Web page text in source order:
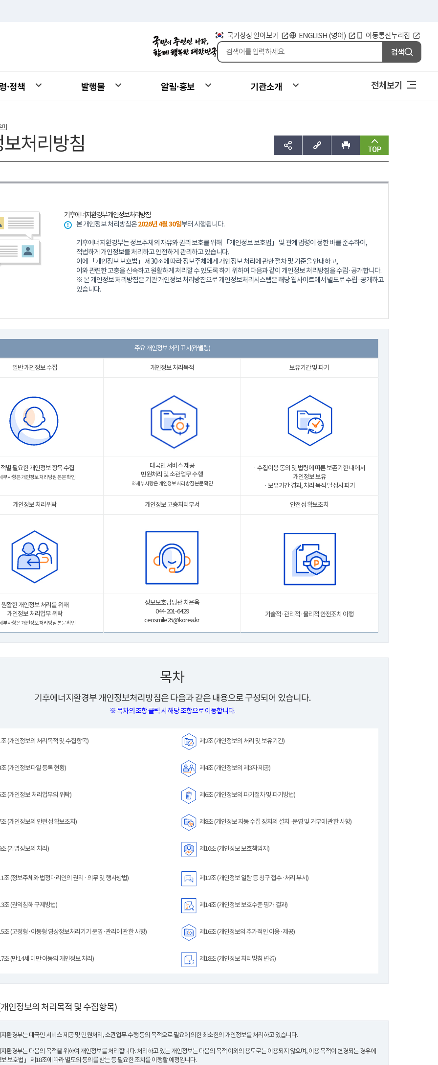
국가상징 알아보기 ENGLISH (영어) 이동통신누리집
검색
·정책 발행물 알림·홍보 기관소개 전체보기
미
처리방침 sns공유하기 주소복사 인쇄 맨위로
기후에너지환경부 개인정보처리방침
본 개인정보 처리방침은2026년 4월 30일부터 시행됩니다.
기후에너지환경부는 정보주체의 자유와 권리 보호를 위해 「개인정보 보호법」 및 관계 법령이 정한 바를 준수하여,
적법하게 개인정보를 처리하고 안전하게 관리하고 있습니다.
이에 「개인정보 보호법」 제30조에 따라 정보주체에게 개인정보 처리에 관한 절차 및 기준을 안내하고,
이와 관련한 고충을 신속하고 원활하게 처리할 수 있도록 하기 위하여 다음과 같이 개인정보 처리방침을 수립·공개합니다.
※ 본 개인정보 처리방침은 기관 개인정보 처리방침으로 개인정보처리시스템은 해당 웹사이트에서 별도로 수립·공개하고
있습니다.
주요 개인정보 처리 표시(라벨링)
일반 개인정보 수집 개인정보 처리목적 보유기간 및 파기
별 필요한 개인정보 항목 수집
부사항은 개인정보 처리방침 본문 확인
대국민 서비스 제공
민원처리 및 소관업무 수행
※ 세부사항은 개인정보 처리방침 본문 확인
· 수집이용 동의 및 법령에 따른 보존기한 내에서
개인정보 보유
· 보유기간 경과, 처리 목적 달성시 파기
개인정보 처리위탁 개인정보 고충처리부서 안전성 확보조치
원활한 개인정보 처리를 위해
개인정보 처리업무 위탁
부사항은 개인정보 처리방침 본문 확인
정보보호담당관 차은옥
044-201-6429
ceosmile25@korea.kr
기술적·관리적·물리적 안전조치 이행
목차
기후에너지환경부 개인정보처리방침은 다음과 같은 내용으로 구성되어 있습니다.
※ 목차의 조항 클릭 시 해당 조항으로 이동합니다.
(개인정보의 처리목적 및 수집항목) 제2조 (개인정보의 처리 및 보유기간)
(개인정보파일 등록 현황) 제4조 (개인정보의 제3자 제공)
(개인정보 처리업무의 위탁) 제6조 (개인정보의 파기절차 및 파기방법)
(개인정보의 안전성 확보조치) 제8조 (개인정보 자동 수집 장치의 설치·운영 및 거부에 관한 사항)
(가명정보의 처리) 제10조 (개인정보 보호책임자)
조 (정보주체와 법정대리인의 권리· 의무 및 행사방법) 제12조 (개인정보 열람 등 청구 접수·처리 부서)
조 (권익침해 구제방법) 제14조 (개인정보 보호수준 평가 결과)
조 (고정형·이동형 영상정보처리기기 운영·관리에 관한 사항) 제16조 (개인정보의 추가적인 이용·제공)
조 (만 14세 미만 아동의 개인정보 처리) 제18조 (개인정보 처리방침 변경)
인정보의 처리목적 및 수집항목)
환경부는 대국민 서비스 제공 및 민원처리, 소관업무 수행 등의 목적으로 필요에 의한 최소한의 개인정보를 처리하고 있습니다.
환경부는 다음의 목적을 위하여 개인정보를 처리합니다. 처리하고 있는 개인정보는 다음의 목적 이외의 용도로는 이용되지 않으며, 이용 목적이 변경되는 경우에
보호법」 제18조에 따라 별도의 동의를 받는 등 필요한 조치를 이행할 예정입니다.